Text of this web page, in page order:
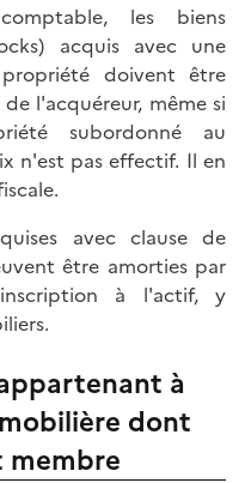
les biens
acquis avec une
doivent être
l'acquéreur, même si
subordonné au
n'est pas effectif. Il en
avec clause de
être amorties par
à l'actif, y
à
dont
membre